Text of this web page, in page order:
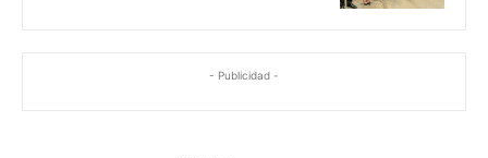
- Publicidad -